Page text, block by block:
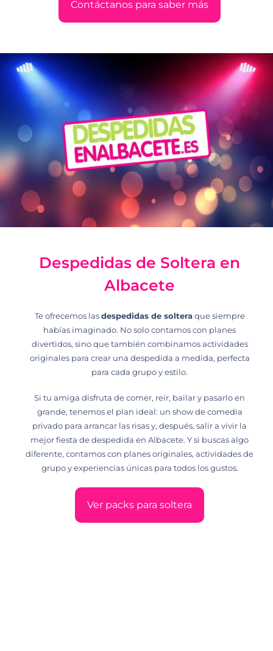
Contáctanos para saber más
Despedidas de Soltera en
Albacete
Te ofrecemos lasdespedidas de solteraque siempre
habías imaginado. No solo contamos con planes
divertidos, sino que también combinamos actividades
originales para crear una despedida a medida, perfecta
para cada grupo y estilo.
Si tu amiga disfruta de comer, reír, bailar y pasarlo en
grande, tenemos el plan ideal: un show de comedia
privado para arrancar las risas y, después, salir a vivir la
mejor fiesta de despedida en Albacete. Y si buscas algo
diferente, contamos con planes originales, actividades de
grupo y experiencias únicas para todos los gustos.
Ver packs para soltera